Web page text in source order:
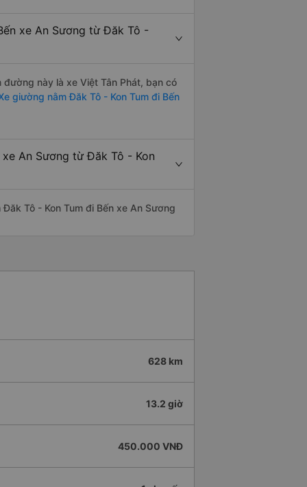
xe An Sương từ Đăk Tô -
này là xe Việt Tân Phát, bạn có
giường nằm Đăk Tô - Kon Tum đi Bến
An Sương từ Đăk Tô - Kon
Tô - Kon Tum đi Bến xe An Sương
628 km
13.2 giờ
450.000 VNĐ